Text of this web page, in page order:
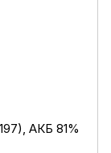
АКБ 81%